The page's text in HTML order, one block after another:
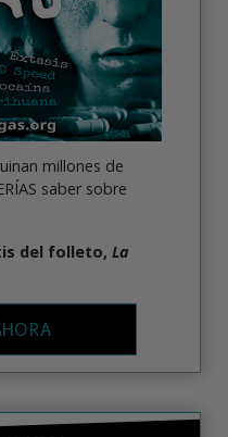
millones de
saber sobre
del folleto, La